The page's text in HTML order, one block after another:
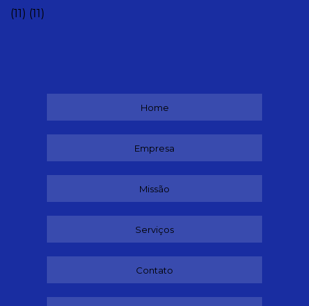
(11) (11)
Home
Empresa
Missão
Serviços
Contato